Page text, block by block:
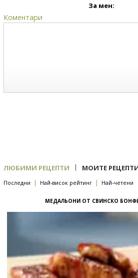
За мен:
Коментари
ЛЮБИМИ РЕЦЕПТИ | МОИТЕ
Последни | Най-висок рейтинг | Най-четени
МЕДАЛЬОНИ ОТ СВИНСКО